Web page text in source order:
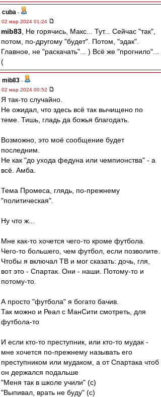
cuba -
02 мар 2024 01:24
mib83 , Не горячись, Макс... Тут... Сейчас "так",
потом, по-другому "будет". Потом, "эдак".
Главное, не "раскачать"... ) Всё же "прогнило"...
(
mib83 -
02 мар 2024 00:52
Я так-то случайно.
Не ожидал, что здесь всё так вычищено по
теме. Тишь, гладь да божья благодать.
Возможно, это моё сообщение будет
последним.
Не как "до ухода федуна или чемпионства" - а
всё. Амба.
Тема Промеса, глядь, по-прежнему
"политическая".
Ну что ж...
Мне как-то хочется чего-то кроме футбола.
Чего-то большего, чем футбол, если позволите.
Чтобы я включал ТВ и мог сказать: дочь, гля,
вот это - Спартак. Они - наши. Потому-то и
потому-то.
А просто "футбола" я богато бачив.
Так можно и Реал с МанСити смотреть, для
футбола-то
И если кто-то преступник, или кто-то мудак -
мне хочется по-прежнему называть его
преступником или мудаком, а от Спартака чтоб
он держался подальше
"Меня так в школе учили" (с)
"Выпивал, врать не буду" (с)